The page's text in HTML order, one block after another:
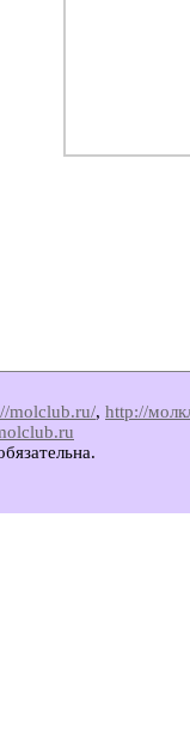
molclub.ru/, http://